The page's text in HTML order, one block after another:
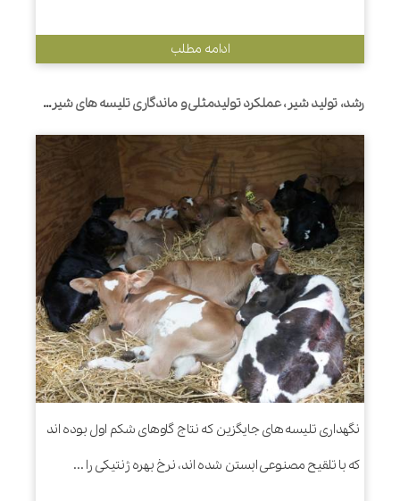
ادامه مطلب
رشد، تولید شیر، عملکرد تولیدمثلی و ماندگاری تلیسه های شیری متولد شده از مادرهای 2 ساله یا مادرهای با سنین متفاوت
نگهداری تلیسه های جایگزین که نتاج گاوهای شکم اول بوده اند
که با تلقیح مصنوعی ابستن شده اند، نرخ بهره ژنتیکی را ...